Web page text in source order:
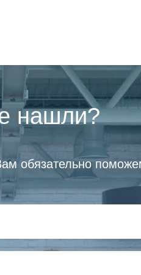
нашли?
обязательно